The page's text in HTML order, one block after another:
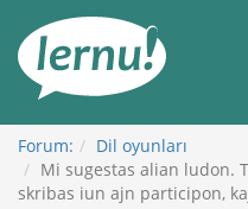
Görüntüleme
Forum:
Dil oyunları
Mi sugestas alian ludon.
skribas iun ajn participon,